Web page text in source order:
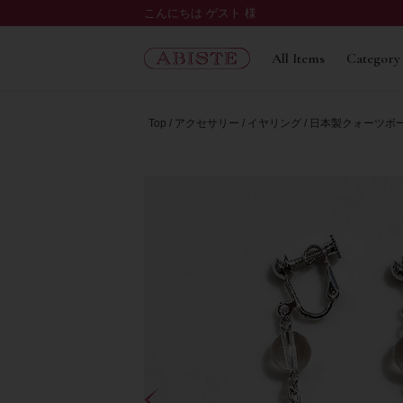
こんにちは ゲスト 様
All Items Category
Top アクセサリー イヤリング 日本製クォーツボ